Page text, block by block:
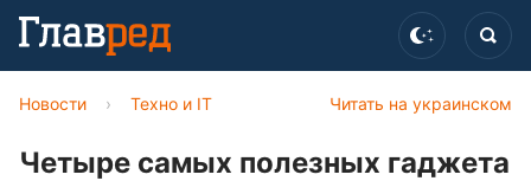
Читать на украинском
Новости › Техно и IT
Четыре самых полезных гаджета